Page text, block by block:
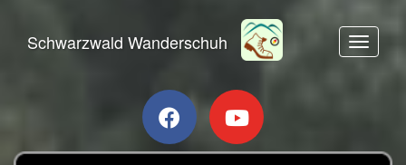
Toggle
Schwarzwald Wanderschuh